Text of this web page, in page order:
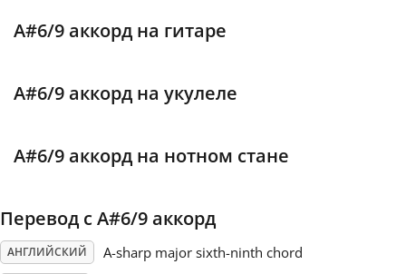
हिन्दी
Português
A#6/9 аккорд на гитаре
A#6/9 аккорд на укулеле
A#6/9 аккорд на нотном стане
Перевод с A#6/9 аккорд
АНГЛИЙСКИЙ A-sharp major sixth-ninth chord